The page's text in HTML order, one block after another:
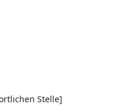
Stelle]